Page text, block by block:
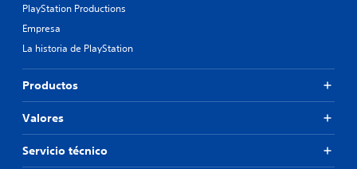
PlayStation Productions
Empresa
La historia de PlayStation
Productos
Valores
Servicio técnico